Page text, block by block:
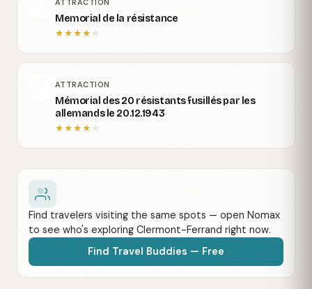
ATTRACTION
Memorial de la résistance
★★★★ ★
ATTRACTION
Mémorial des 20 résistants fusillés par les
allemands le 20.12.1943
★★★★ ★
Find travelers visiting the same spots — open Nomax
to see who's exploring Clermont-Ferrand right now.
Find Travel Buddies — Free